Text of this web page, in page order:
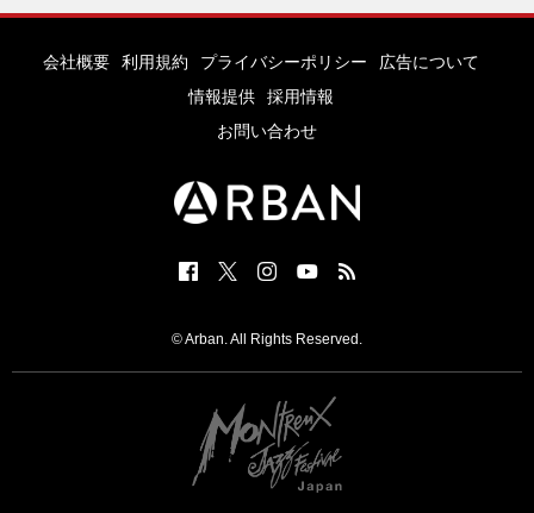
会社概要 利用規約 プライバシーポリシー
広告について
情報提供
採用情報
お問い合わせ
© Arban. All Rights Reserved.